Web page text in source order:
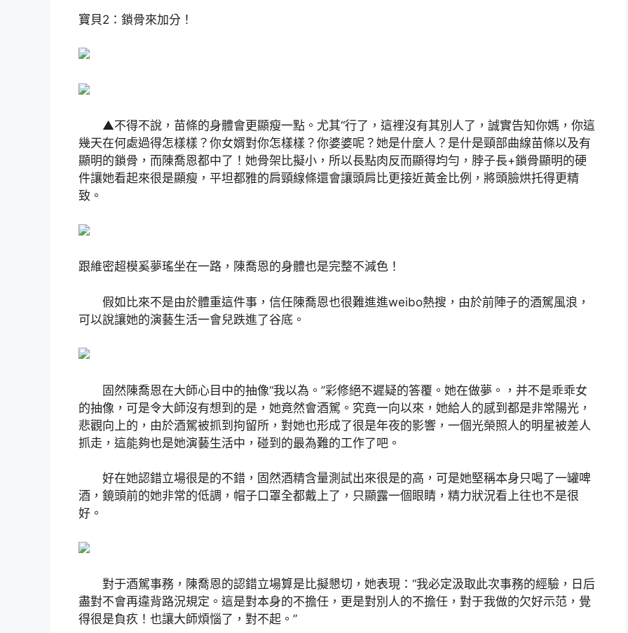
寶貝2：鎖骨來加分！
▲不得不說，苗條的身體會更顯瘦一點。尤其“行了，這裡沒有其別人了，誠實告知你媽，你這
幾天在何處過得怎樣樣？你女婿對你怎樣樣？你婆婆呢？她是什麼人？是什是頸部曲線苗條以及有
顯明的鎖骨，而陳喬恩都中了！她骨架比擬小，所以長點肉反而顯得均勻，脖子長+鎖骨顯明的硬
件讓她看起來很是顯瘦，平坦都雅的肩頸線條還會讓頭肩比更接近黃金比例，將頭臉烘托得更精
致。
跟維密超模奚夢瑤坐在一路，陳喬恩的身體也是完整不減色！
假如比來不是由於體重這件事，信任陳喬恩也很難進進weibo熱搜，由於前陣子的酒駕風浪，
可以說讓她的演藝生活一會兒跌進了谷底。
固然陳喬恩在大師心目中的抽像“我以為。”彩修絕不遲疑的答覆。她在做夢。，并不是乖乖女
的抽像，可是令大師沒有想到的是，她竟然會酒駕。究竟一向以來，她給人的感到都是非常陽光，
悲觀向上的，由於酒駕被抓到拘留所，對她也形成了很是年夜的影響，一個光榮照人的明星被差人
抓走，這能夠也是她演藝生活中，碰到的最為難的工作了吧。
好在她認錯立場很是的不錯，固然酒精含量測試出來很是的高，可是她堅稱本身只喝了一罐啤
酒，鏡頭前的她非常的低調，帽子口罩全都戴上了，只顯露一個眼睛，精力狀況看上往也不是很
好。
對于酒駕事務，陳喬恩的認錯立場算是比擬懇切，她表現：“我必定汲取此次事務的經驗，日后
盡對不會再違背路況規定。這是對本身的不擔任，更是對別人的不擔任，對于我做的欠好示范，覺
得很是負疚！也讓大師煩惱了，對不起。”